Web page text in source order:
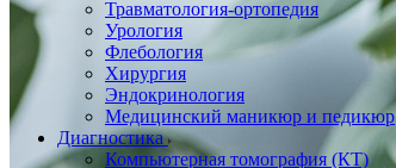
Травматология-ортопедия
Урология
Флебология
Хирургия
Эндокринология
Медицинский маникюр и педикюр
Диагностика
Компьютерная томография (КТ)